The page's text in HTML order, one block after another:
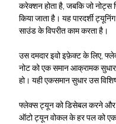
करेक्शन होता है, जबकि जो
किया जाता है। यह पारदर्शी
साउंड के विपरीत काम करता है।
उस दमदार इवो इफ़ेक्ट के लिए,
नोट को एक समान आक्रामक सुधार
हो। यही एकसमान सुधार उस
फ्लेक्स ट्यून को डिसेबल करने और
ऑटो ट्यून वोकल के हर पल को